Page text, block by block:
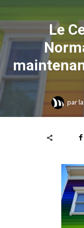
Le
par